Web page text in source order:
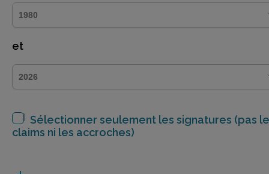
et
Sélectionner seulement les signatures (pas
claims ni les accroches)